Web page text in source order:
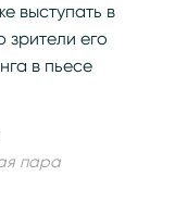
выступать в
его
в пьесе
пара